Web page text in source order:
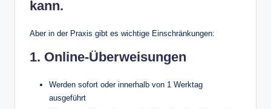
kann.
Aber in der Praxis gibt es wichtige Einschränkungen:
1. Online-Überweisungen
Werden sofort oder innerhalb von 1 Werktag
ausgeführt